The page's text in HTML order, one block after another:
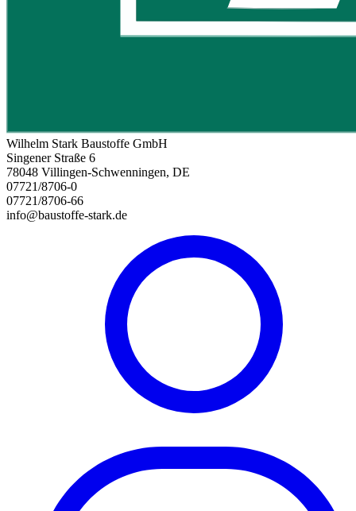
Wilhelm Stark Baustoffe GmbH
Singener Straße 6
78048 Villingen-Schwenningen, DE
07721/8706-0
07721/8706-66
info@baustoffe-stark.de